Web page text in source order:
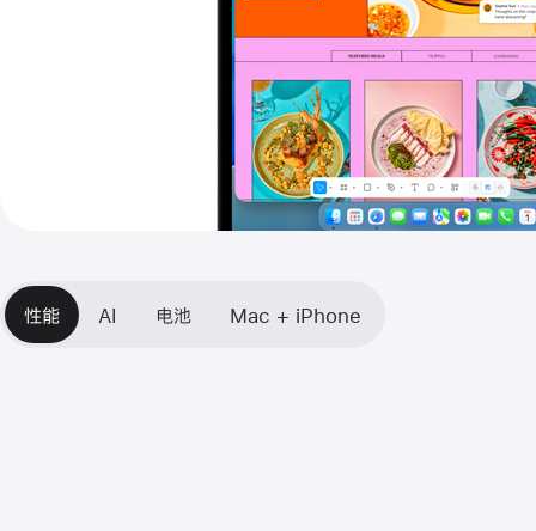
性能 AI 电池 Mac + iPhone